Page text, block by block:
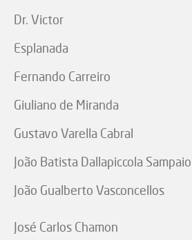
Dr. Victor
Esplanada
Fernando Carreiro
Giuliano de Miranda
Gustavo Varella Cabral
João Batista Dallapiccola Sampaio
João Gualberto Vasconcellos
José Carlos Chamon